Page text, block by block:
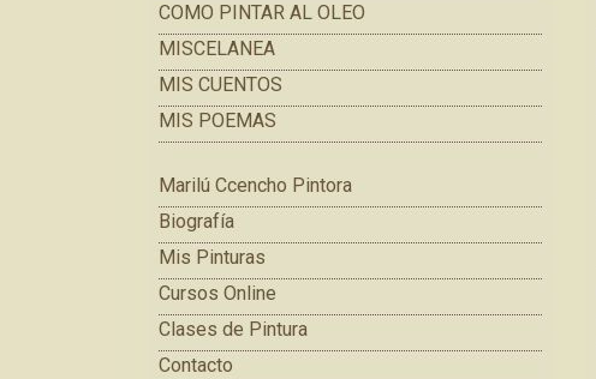
COMO PINTAR AL OLEO
MISCELANEA
MIS CUENTOS
MIS POEMAS
Marilú Ccencho Pintora
Biografía
Mis Pinturas
Cursos Online
Clases de Pintura
Contacto